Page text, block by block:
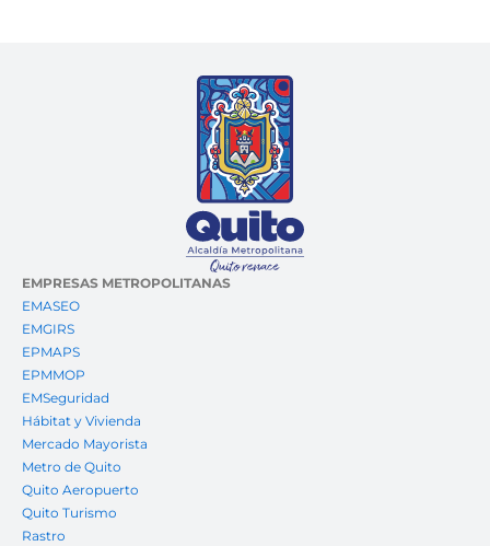
EMPRESAS METROPOLITANAS
EMASEO
EMGIRS
EPMAPS
EPMMOP
EMSeguridad
Hábitat y Vivienda
Mercado Mayorista
Metro de Quito
Quito Aeropuerto
Quito Turismo
Rastro